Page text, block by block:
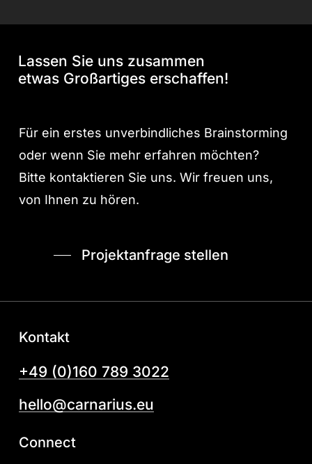
Lassen Sie uns zusammen
etwas Großartiges erschaffen!
Für ein erstes unverbindliches Brainstorming
oder wenn Sie mehr erfahren möchten?
Bitte kontaktieren Sie uns. Wir freuen uns,
von Ihnen zu hören.
Projektanfrage stellen
Kontakt
+49 (0)160 789 3022
hello@carnarius.eu
Connect